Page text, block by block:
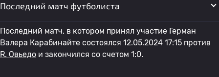
Последний матч футболиста
Последний матч, в котором принял участие Герман
Валера Карабинайте состоялся 12.05.2024 17:15 против
R. Овьедо и закончился со счетом 1:0.